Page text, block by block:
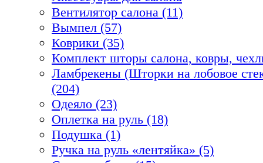
Вентилятор салона (11)
Вымпел (57)
Коврики (35)
Комплект шторы салона, ковры,
Ламбрекены (Шторки на лобовое
(204)
Одеяло (23)
Оплетка на руль (18)
Подушка (1)
Ручка на руль «лентяйка» (5)